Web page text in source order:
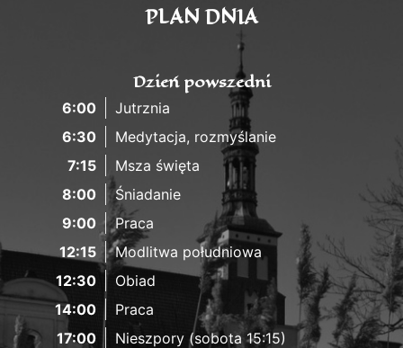
PLAN DNIA
Dzień powszedni
6:00
Jutrznia
6:30
Medytacja, rozmyślanie
7:15
Msza święta
8:00
Śniadanie
9:00
Praca
12:15
Modlitwa południowa
12:30
Obiad
14:00
Praca
17:00
Nieszpory (sobota 15:15)